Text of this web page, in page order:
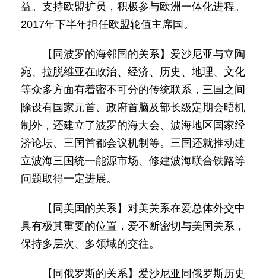
益。支持欧盟扩员，积极参与欧洲一体化进程。
2017年下半年担任欧盟轮值主席国。
【同波罗的海邻国的关系】爱沙尼亚与立陶
宛、拉脱维亚在政治、经济、历史、地理、文化
等众多方面有着密不可分的传统联系，三国之间
除设有国家元首、政府首脑及部长级定期会晤机
制外，还建立了波罗的海大会、波海地区国家经
济论坛、三国首都会议机制等。三国还就推动建
立波海三国统一能源市场、修建波海联合铁路等
问题取得一定进展。
【同美国的关系】对美关系在爱总体外交中
具有极其重要的位置，爱不断密切与美国关系，
保持多层次、多领域的交往。
【同俄罗斯的关系】爱沙尼亚同俄罗斯历史